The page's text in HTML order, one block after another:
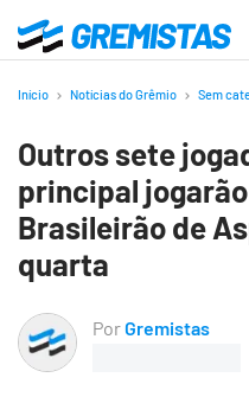
para
principal
Gremistas
Início Notícias do Grêmio Sem
Outros sete
principal
Brasileirão de
quarta
PorGremistas